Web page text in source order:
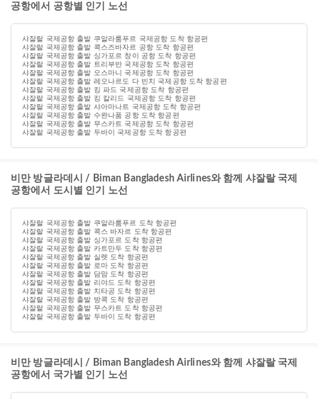
공항에서 공항별 인기 노선
샤잘랄 국제공항 출발 쿠알라룸푸르 국제공항 도착 항공편
샤잘랄 국제공항 출발 콕스즈바자르 공항 도착 항공편
샤잘랄 국제공항 출발 싱가포르 창이 공항 도착 항공편
샤잘랄 국제공항 출발 트리부반 국제공항 도착 항공편
샤잘랄 국제공항 출발 오스마니 국제공항 도착 항공편
샤잘랄 국제공항 출발 레오나르도 다 빈치 국제공항 도착 항공편
샤잘랄 국제공항 출발 킹 파드 국제공항 도착 항공편
샤잘랄 국제공항 출발 킹 칼리드 국제공항 도착 항공편
샤잘랄 국제공항 출발 샤아마나트 국제공항 도착 항공편
샤잘랄 국제공항 출발 수완나품 공항 도착 항공편
샤잘랄 국제공항 출발 무스카트 국제공항 도착 항공편
샤잘랄 국제공항 출발 두바이 국제공항 도착 항공편
비만 방글라데시 / Biman Bangladesh Airlines와 함께 샤잘랄 국제
공항에서 도시별 인기 노선
샤잘랄 국제공항 출발 쿠알라룸푸르 도착 항공편
샤잘랄 국제공항 출발 콕스 바자르 도착 항공편
샤잘랄 국제공항 출발 싱가포르 도착 항공편
샤잘랄 국제공항 출발 카트만두 도착 항공편
샤잘랄 국제공항 출발 실렛 도착 항공편
샤잘랄 국제공항 출발 로마 도착 항공편
샤잘랄 국제공항 출발 담맘 도착 항공편
샤잘랄 국제공항 출발 리야드 도착 항공편
샤잘랄 국제공항 출발 치타공 도착 항공편
샤잘랄 국제공항 출발 방콕 도착 항공편
샤잘랄 국제공항 출발 무스카트 도착 항공편
샤잘랄 국제공항 출발 두바이 도착 항공편
비만 방글라데시 / Biman Bangladesh Airlines와 함께 샤잘랄 국제
공항에서 국가별 인기 노선